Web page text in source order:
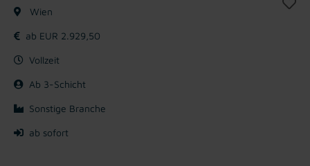
Wien
ab EUR 2.929,50
Vollzeit
Ab 3-Schicht
Sonstige Branche
ab sofort